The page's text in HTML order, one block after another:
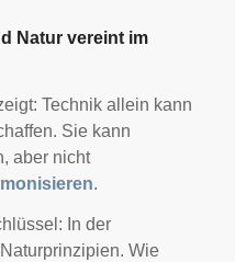
Natur vereint im
Technik allein kann
Sie kann
aber nicht
.
In der
Wie